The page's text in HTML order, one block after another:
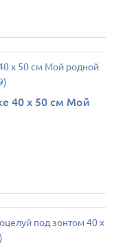
40 х 50 см Мой